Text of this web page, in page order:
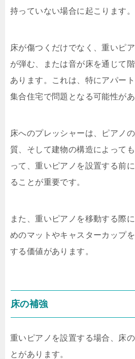
持っていない場合に起こります。
床が傷つくだけでなく、重いピ
が弾む、または音が床を通じて
あります。これは、特にアパー
集合住宅で問題となる可能性があ
床へのプレッシャーは、ピアノ
質、そして建物の構造によって
って、重いピアノを設置する前
ることが重要です。
また、重いピアノを移動する際
めのマットやキャスターカップ
する価値があります。
床の補強
重いピアノを設置する場合、床
とがあります。